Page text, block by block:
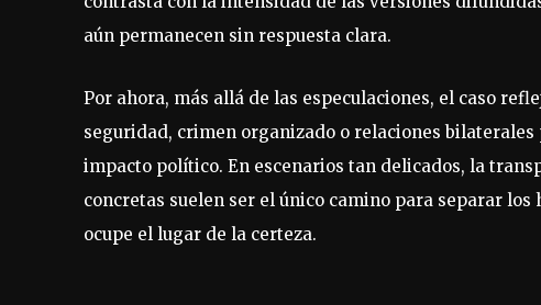
aún permanecen sin respuesta clara.
Por ahora, más allá de las especulaciones, el caso
seguridad, crimen organizado o relaciones
impacto político. En escenarios tan delicados, la
concretas suelen ser el único camino para separar
ocupe el lugar de la certeza.